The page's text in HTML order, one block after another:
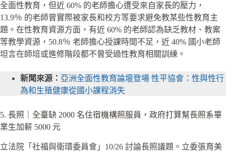
全面性教育，但近 60% 的老師擔心遭受來自家長的壓力，
13.9％ 的老師曾實際被家長和校方等要求避免教某些性教育主
題。在性教育資源方面，有近 60% 的老師認為缺乏教材、教案
等教學資源，50.8％ 老師擔心授課時間不足，近 40% 國小老師
坦言在師培或進修階段都不曾受過性教育相關訓練。
新聞來源： 亞洲全面性教育論壇登場 性平協會：性與性行
為和生殖健康從國小課程消失
5. 長照｜全臺缺 2000 名住宿機構照服員，政府打算幫長照系畢
業生加薪 5000 元
立法院「社福與衛環委員會」10/26 討論長照議題。立委張育美